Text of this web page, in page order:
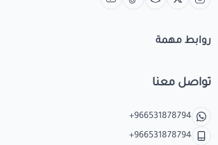
روابط مهمة
تواصل معنا
+966531878794
+966531878794